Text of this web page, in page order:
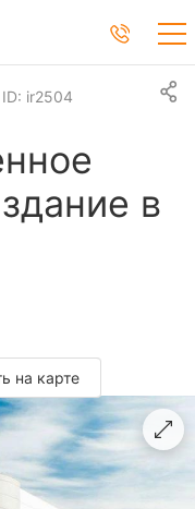
в
ID: ir2504
на карте